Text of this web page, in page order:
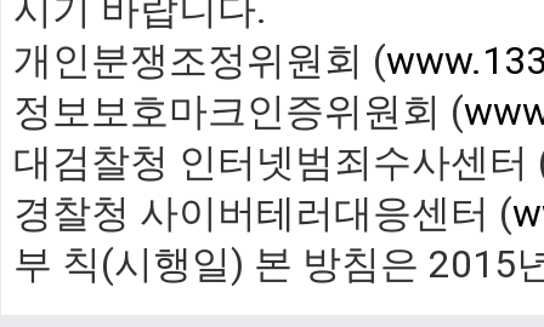
시기 바랍니다.
개인분쟁조정위원회 (
정보보호마크인증위원회 (
대검찰청 인터넷범죄수사센터
경찰청 사이버테러대응센터 (
부 칙(시행일) 본 방침은 2015